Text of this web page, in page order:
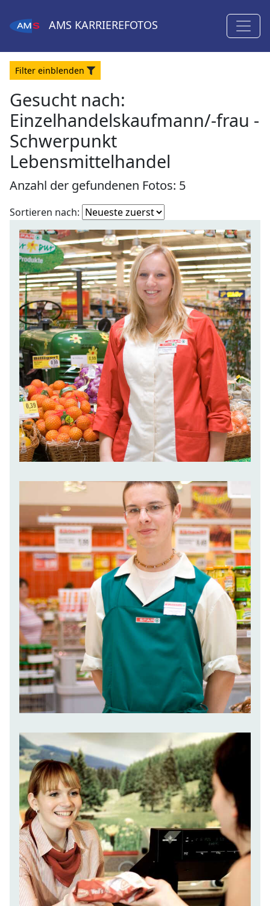
AMS KARRIEREFOTOS
Filter einblenden
Gesucht nach:
Einzelhandelskaufmann/-frau -
Schwerpunkt
Lebensmittelhandel
Anzahl der gefundenen Fotos: 5
Sortieren nach: